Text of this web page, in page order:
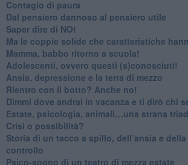
​Contagio di paura
​Dal pensiero dannoso al pensiero utile
​Saper dire di NO!
​Ma le coppie solide che caratteristiche
​Mamma, babbo ritorno a scuola!
Adolescenti, ovvero questi (s)conosciuti!
Ansia, depressione e la terra di mezzo
​Rientro con il botto? Anche no!
Dimmi dove andrai in vacanza e ti dirò chi
​Estate, psicologia, animali…una strana
​Crisi o possibilità?
​Storia di un tacco a spillo, dell’ansia e
controllo
​Psico-sogno di un teatro di mezza estate